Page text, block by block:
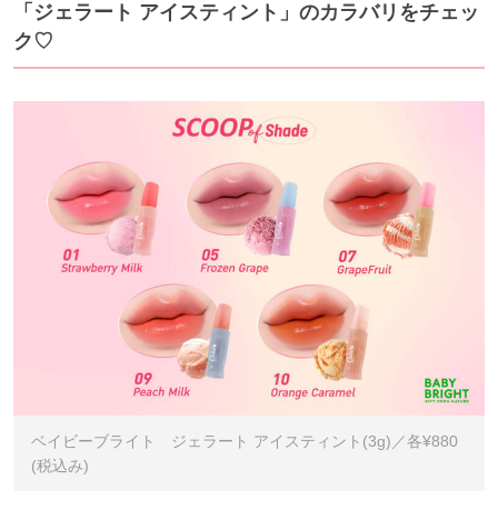
「ジェラート アイスティント」のカラバリをチェッ
ク♡
ベイビーブライト ジェラート アイスティント(3g)／各¥880
(税込み)